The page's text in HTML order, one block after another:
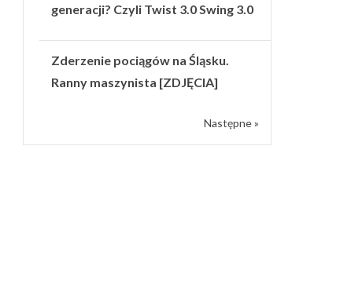
generacji? Czyli Twist 3.0 Swing 3.0
Zderzenie pociągów na Śląsku.
Ranny maszynista [ZDJĘCIA]
Następne »